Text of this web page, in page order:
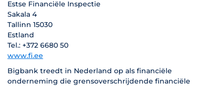
Estse Financiële Inspectie
Sakala 4
Tallinn 15030
Estland
Tel.: +372 6680 50
www.fi.ee
Bigbank treedt in Nederland op als financiële
onderneming die grensoverschrijdende financiële